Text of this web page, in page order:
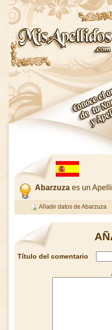
Abarzuza es un
Añadir datos de Abarzuza
Título del comentario